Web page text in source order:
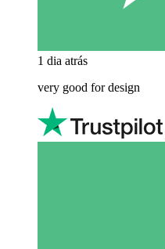
1 dia atrás
very good for design